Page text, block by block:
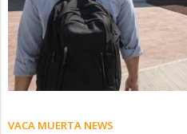
VACA MUERTA NEWS